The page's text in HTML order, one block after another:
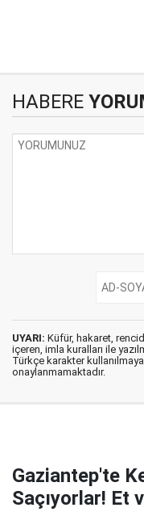
HABERE
UYARI: Küfür, hakaret,
içeren, imla kuralları ile
Türkçe karakter
onaylanmamaktadır.
Gaziantep'te
Saçıyorlar! Et